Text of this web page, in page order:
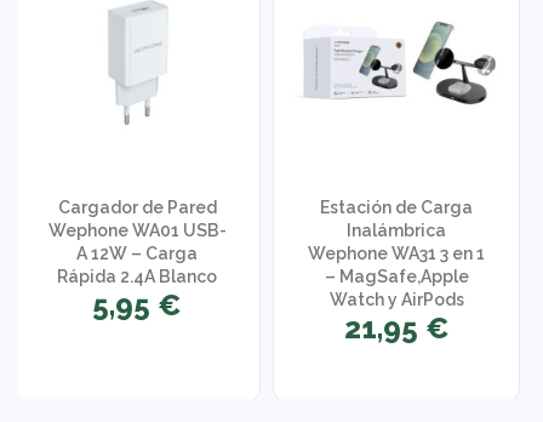
Cargador de Pared
Wephone WA01 USB-
A 12W – Carga
Rápida 2.4A Blanco
5,95 €
Estación de Carga
Inalámbrica
Wephone WA31 3 en 1
– MagSafe,Apple
Watch y AirPods
21,95 €